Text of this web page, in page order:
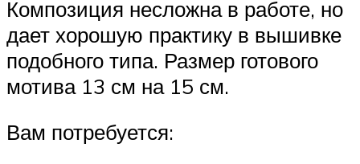
Композиция несложна в работе, но
дает хорошую практику в вышивке
подобного типа. Размер готового
мотива 13 см на 15 см.
Вам потребуется: